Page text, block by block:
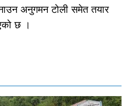
अनुगमन टोली समेत तयार
छ ।